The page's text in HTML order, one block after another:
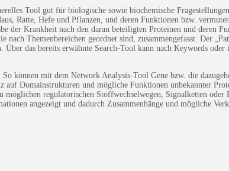
Tool gut für biologische sowie biochemische
Ratte, Hefe und Pflanzen, und deren Funktionen bzw.
der Krankheit nach den daran beteiligten Proteinen und deren
Themenbereichen geordnet sind, zusammengefasst. Der
das bereits erwähnte Search-Tool kann nach Keywords
können mit dem Network Analysis-Tool Gene bzw. die
Domainstrukturen und mögliche Funktionen unbekannter
regulatorischen Stoffwechselwegen, Signalketten
angezeigt und dadurch Zusammenhänge und mögliche